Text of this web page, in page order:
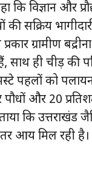
कि विज्ञान और
की सक्रिय
ग्रामीण
साथ ही चीड़
पहलों को
पौधों और 20
कि
आय मिल रही है।